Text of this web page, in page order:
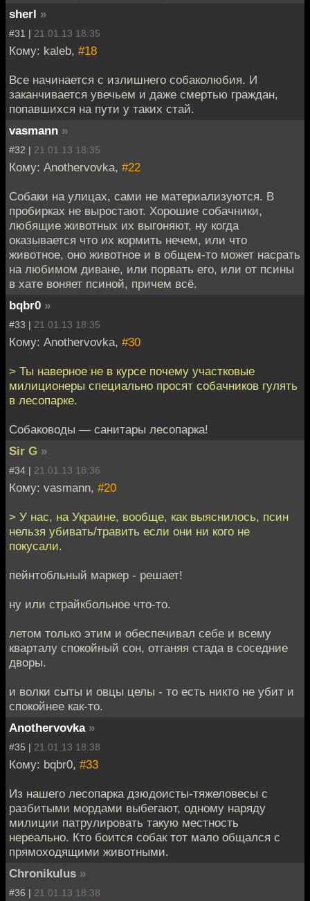
sherl »
#31 | 21.01.13 18:35
Кому: kaleb, #18
Все начинается с излишнего собаколюбия. И
заканчивается увечьем и даже смертью граждан,
попавшихся на пути у таких стай.
vasmann »
#32 | 21.01.13 18:35
Кому: Anothervovka, #22
Собаки на улицах, сами не материализуются. В
пробирках не выростают. Хорошие собачники,
любящие животных их выгоняют, ну когда
оказывается что их кормить нечем, или что
животное, оно животное и в общем-то может насрать
на любимом диване, или порвать его, или от псины
в хате воняет псиной, причем всё.
bqbr0 »
#33 | 21.01.13 18:35
Кому: Anothervovka, #30
> Ты наверное не в курсе почему участковые
милиционеры специально просят собачников гулять
в лесопарке.
Собаководы — санитары лесопарка!
Sir G »
#34 | 21.01.13 18:36
Кому: vasmann, #20
> У нас, на Украине, вообще, как выяснилось, псин
нельзя убивать/травить если они ни кого не
покусали.
пейнтобльный маркер - решает!
ну или страйкбольное что-то.
летом только этим и обеспечивал себе и всему
кварталу спокойный сон, отганяя стада в соседние
дворы.
и волки сыты и овцы целы - то есть никто не убит и
спокойнее как-то.
Anothervovka »
#35 | 21.01.13 18:38
Кому: bqbr0, #33
Из нашего лесопарка дзюдоисты-тяжеловесы с
разбитыми мордами выбегают, одному наряду
милиции патрулировать такую местность
нереально. Кто боится собак тот мало общался с
прямоходящими животными.
Chronikulus »
#36 | 21.01.13 18:38